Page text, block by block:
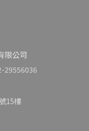
限公司
29556036
15樓